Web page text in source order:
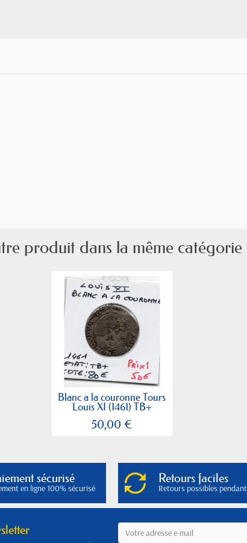
produit dans la même catégorie
Blanc a la couronne Tours
Louis XI (1461) TB+
50,00 €
sécurisé
en ligne 100% sécurisé
Retours faciles
Retours possibles